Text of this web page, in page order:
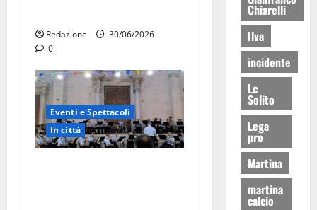
Redazione
30/06/2026
0
Eventi e Spettacoli
In città
Chiarelli
Ilva
incidente
Lc
Solito
Lega
pro
Martina
martina
calcio